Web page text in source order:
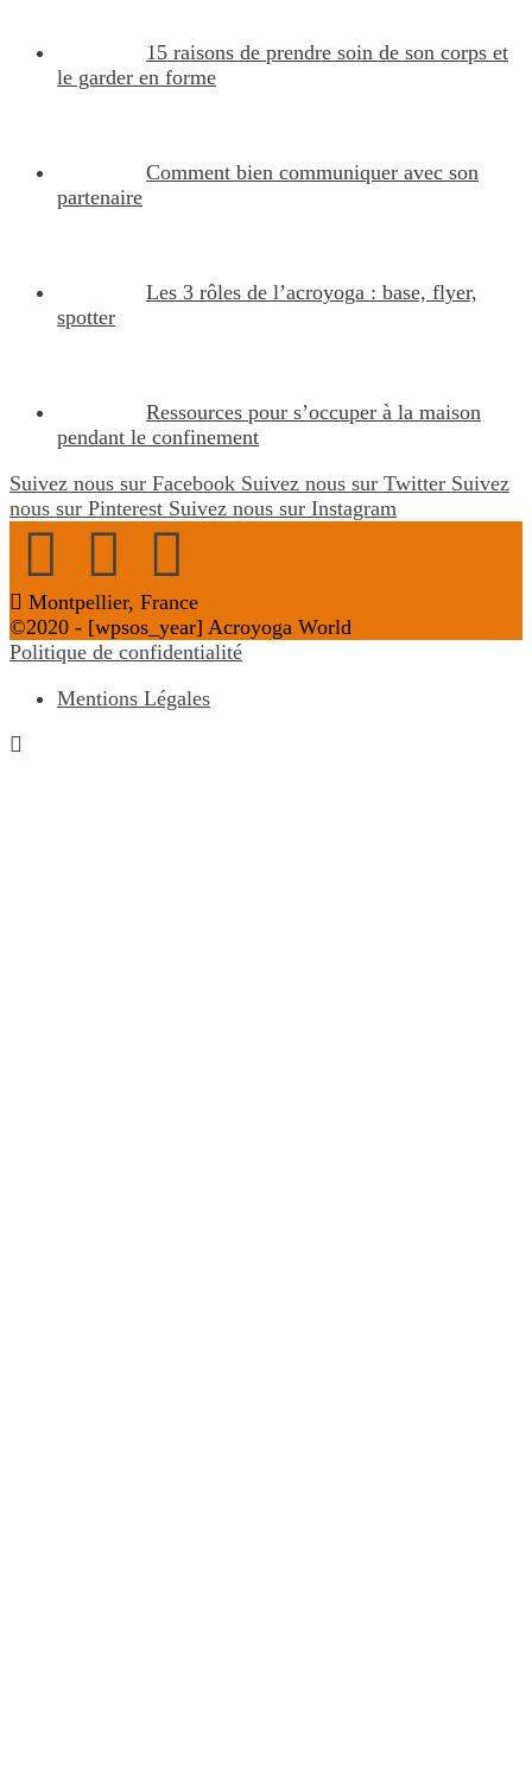
15 raisons de prendre soin de son corps et
le garder en forme
Comment bien communiquer avec son
partenaire
Les 3 rôles de l’acroyoga : base, flyer,
spotter
Ressources pour s’occuper à la maison
pendant le confinement
Suivez nous sur Facebook Suivez nous sur Twitter Suivez
nous sur Pinterest Suivez nous sur Instagram
Montpellier, France
©2020 - [wpsos_year] Acroyoga World
Politique de confidentialité
Mentions Légales